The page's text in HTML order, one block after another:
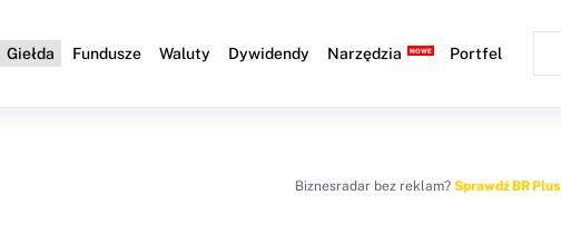
Giełda Fundusze Waluty Dywidendy Narzędzia Portfel
Biznesradar bez reklam? Sprawdź BR Plus